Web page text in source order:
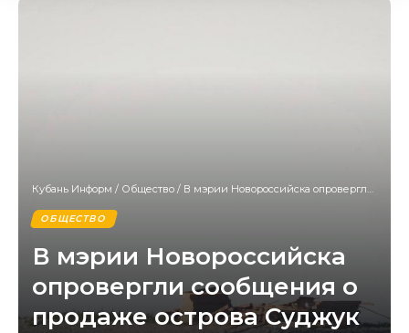
Кубань Информ / Общество / В мэрии Новороссийска опровергли сообщения о продаже острова Суджук
ОБЩЕСТВО
В мэрии Новороссийска
опровергли сообщения о
продаже острова Суджук